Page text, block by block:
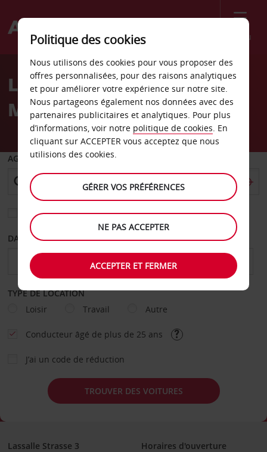
Menu
Welcome
AvisLocation de voiture
Munich Milbertshofen
AGENCE DE DÉPART
Sélectionnez une autre agence de retour
DATE DE DÉPART DATE DE RETOUR
TYPE DE LOCATION
Loisir
Travail Autre
Conducteur âgé de plus de 25 ans
J’ai un code de réduction
TROUVER DES VOITURES
Lassalle Strasse 3
Horaires d'ouverture
Politique des cookies
Nous utilisons des cookies pour vous proposer des
offres personnalisées, pour des raisons analytiques
et pour améliorer votre expérience sur notre site.
Nous partageons également nos données avec des
partenaires publicitaires et analytiques. Pour plus
d’informations, voir notre politique de cookies. En
cliquant sur ACCEPTER vous acceptez que nous
utilisions des cookies.
GÉRER VOS PRÉFÉRENCES
NE PAS ACCEPTER
ACCEPTER ET FERMER